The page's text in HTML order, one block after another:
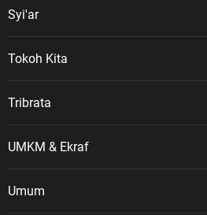
Syi'ar
Tokoh Kita
Tribrata
UMKM & Ekraf
Umum